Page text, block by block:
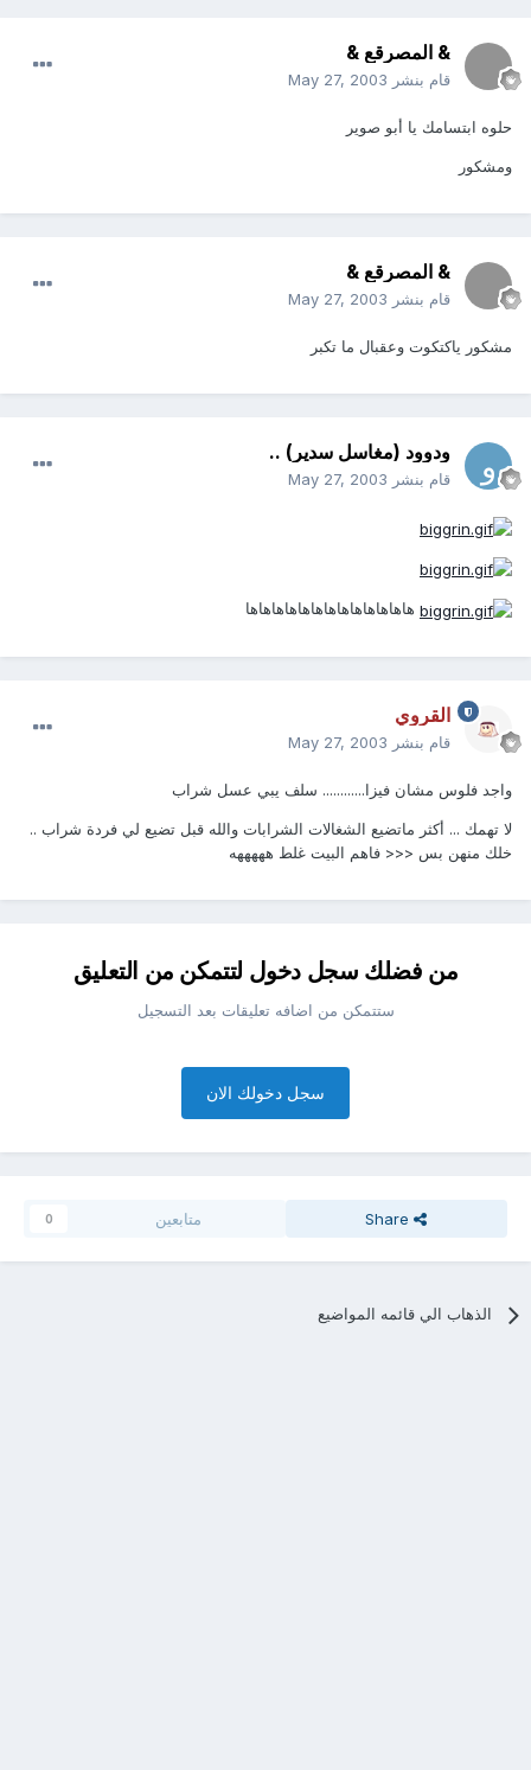
& المصرقع &
قام بنشر May 27, 2003
حلوه ابتسامك يا أبو صوير
ومشكور
& المصرقع &
قام بنشر May 27, 2003
مشكور ياكتكوت وعقبال ما تكبر
ودوود (مغاسل سدير) ..
قام بنشر May 27, 2003
هاهاهاهاهاهاهاهاهاهاهاهاها
القروي
قام بنشر May 27, 2003
واجد فلوس مشان فيزا............ سلف يبي عسل شراب
لا تهمك ... أكثر ماتضيع الشغالات الشرابات والله قبل تضيع لي فردة شراب ..
خلك منهن بس <<< فاهم البيت غلط هههههه
من فضلك سجل دخول لتتمكن من التعليق
ستتمكن من اضافه تعليقات بعد التسجيل
سجل دخولك الان
Share متابعين 0
الذهاب الي قائمه المواضيع